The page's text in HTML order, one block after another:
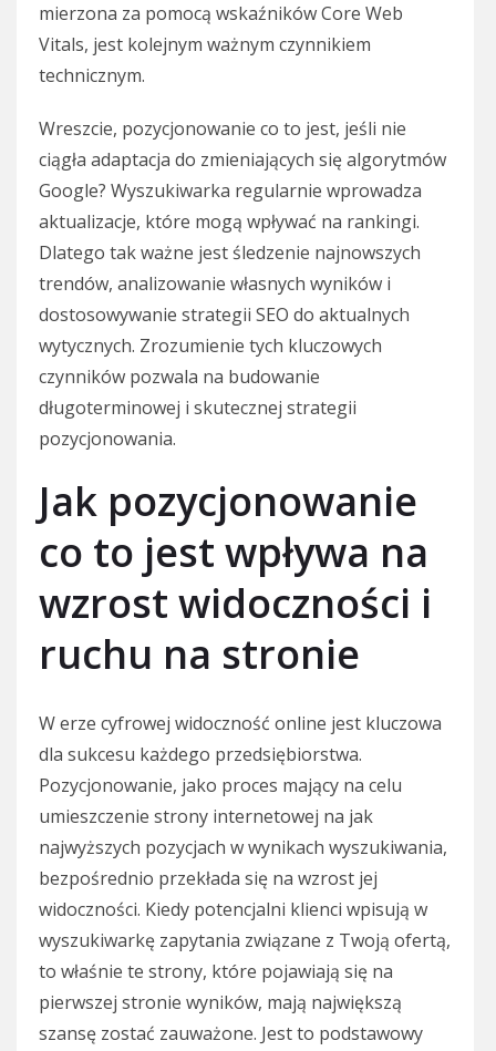
mierzona za pomocą wskaźników Core Web
Vitals, jest kolejnym ważnym czynnikiem
technicznym.
Wreszcie, pozycjonowanie co to jest, jeśli nie
ciągła adaptacja do zmieniających się algorytmów
Google? Wyszukiwarka regularnie wprowadza
aktualizacje, które mogą wpływać na rankingi.
Dlatego tak ważne jest śledzenie najnowszych
trendów, analizowanie własnych wyników i
dostosowywanie strategii SEO do aktualnych
wytycznych. Zrozumienie tych kluczowych
czynników pozwala na budowanie
długoterminowej i skutecznej strategii
pozycjonowania.
Jak pozycjonowanie
co to jest wpływa na
wzrost widoczności i
ruchu na stronie
W erze cyfrowej widoczność online jest kluczowa
dla sukcesu każdego przedsiębiorstwa.
Pozycjonowanie, jako proces mający na celu
umieszczenie strony internetowej na jak
najwyższych pozycjach w wynikach wyszukiwania,
bezpośrednio przekłada się na wzrost jej
widoczności. Kiedy potencjalni klienci wpisują w
wyszukiwarkę zapytania związane z Twoją ofertą,
to właśnie te strony, które pojawiają się na
pierwszej stronie wyników, mają największą
szansę zostać zauważone. Jest to podstawowy